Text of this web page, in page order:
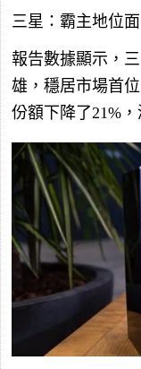
三星：霸主地位
報告數據顯示，
雄，穩居市場首
份額下降了21%